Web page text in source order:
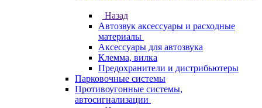
Назад
Автозвук аксессуары и расходные
материалы
Аксессуары для автозвука
Клемма, вилка
Предохранители и дистрибьютеры
Парковочные системы
Противоугонные системы,
автосигнализации